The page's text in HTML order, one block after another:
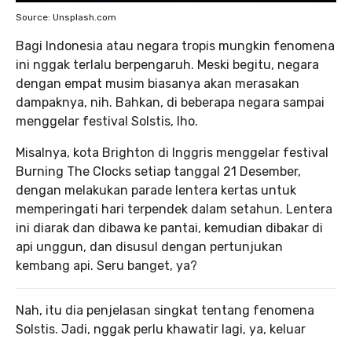
Source: Unsplash.com
Bagi Indonesia atau negara tropis mungkin fenomena
ini nggak terlalu berpengaruh. Meski begitu, negara
dengan empat musim biasanya akan merasakan
dampaknya, nih. Bahkan, di beberapa negara sampai
menggelar festival Solstis, lho.
Misalnya, kota Brighton di Inggris menggelar festival
Burning The Clocks setiap tanggal 21 Desember,
dengan melakukan parade lentera kertas untuk
memperingati hari terpendek dalam setahun. Lentera
ini diarak dan dibawa ke pantai, kemudian dibakar di
api unggun, dan disusul dengan pertunjukan
kembang api. Seru banget, ya?
Nah, itu dia penjelasan singkat tentang fenomena
Solstis. Jadi, nggak perlu khawatir lagi, ya, keluar